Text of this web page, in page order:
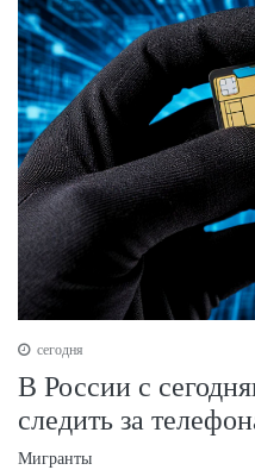
сегодня
В России с
следить за
Мигранты